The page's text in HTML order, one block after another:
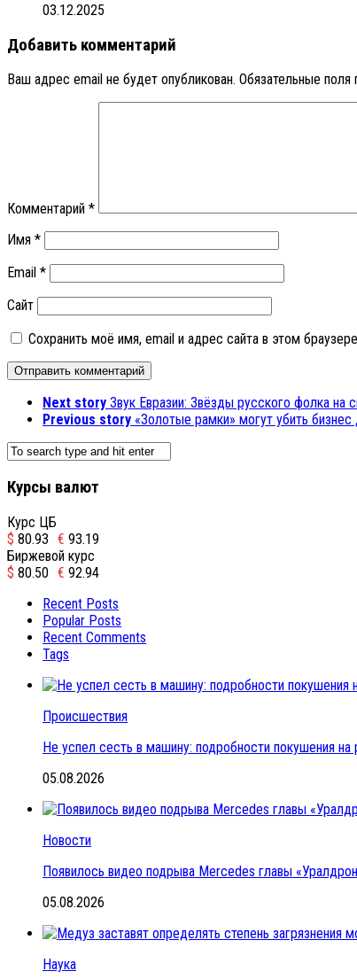
03.12.2025
Добавить комментарий
Ваш адрес email не будет опубликован. Обязательные
Комментарий *
Имя *
Email *
Сайт
Сохранить моё имя, email и адрес сайта в этом
Next story Звук Евразии: Звёзды русского фолка
Previous story «Золотые рамки» могут убить бизнес
Курсы валют
Курс ЦБ
$ 80.93 € 93.19
Биржевой курс
$ 80.50 € 92.94
Recent Posts
Popular Posts
Recent Comments
Tags
Происшествия
Не успел сесть в машину: подробности покушения на
05.08.2026
Новости
Появилось видео подрыва Mercedes главы
05.08.2026
Наука